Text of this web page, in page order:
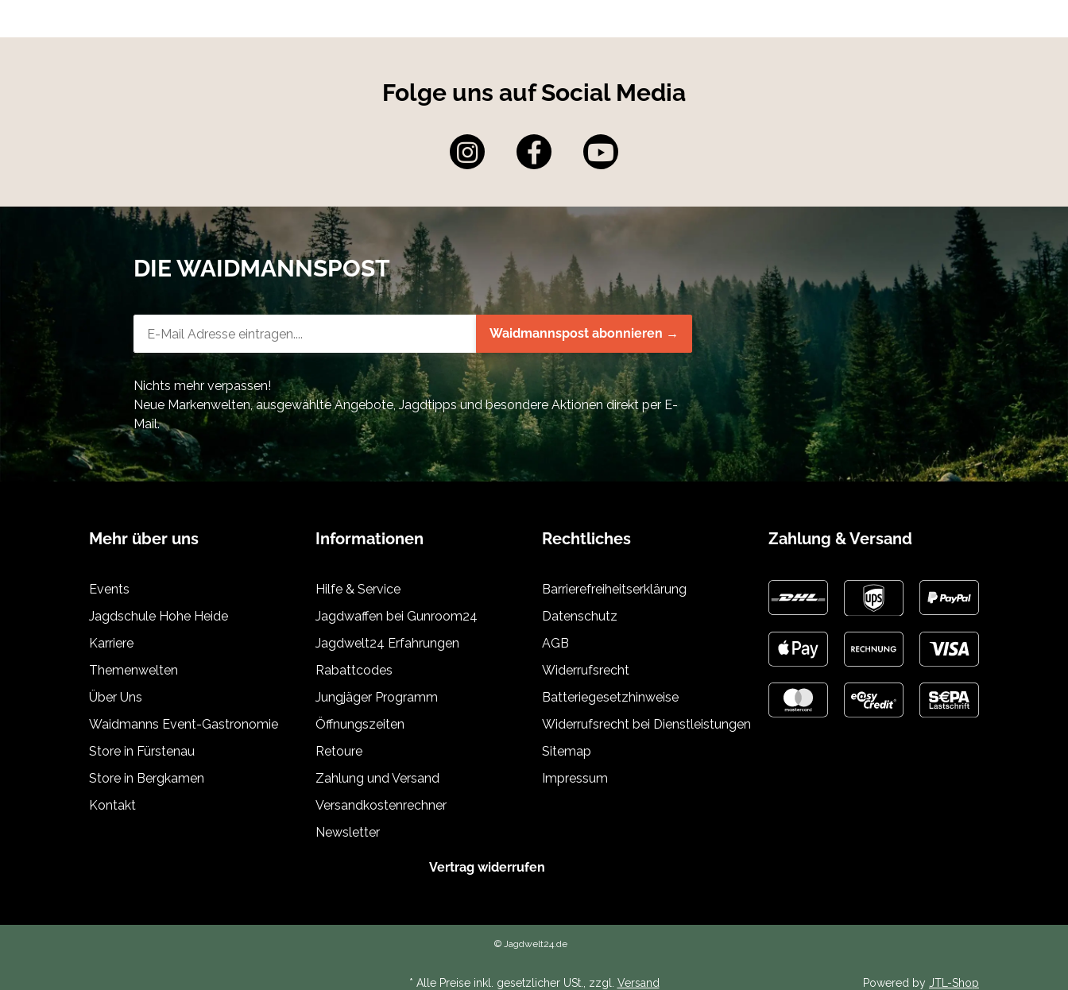
Nicht in direktem Sonnenlicht trocknen
Folge uns auf Social Media
DIE WAIDMANNSPOST
Waidmannspost abonnieren →
Nichts mehr verpassen!
Neue Markenwelten, ausgewählte Angebote, Jagdtipps und besondere Aktionen direkt per E-
Mail.
Mehr über uns
Events
Jagdschule Hohe Heide
Karriere
Themenwelten
Über Uns
Waidmanns Event-Gastronomie
Store in Fürstenau
Store in Bergkamen
Kontakt
Informationen
Hilfe & Service
Jagdwaffen bei Gunroom24
Jagdwelt24 Erfahrungen
Rabattcodes
Jungjäger Programm
Öffnungszeiten
Retoure
Zahlung und Versand
Versandkostenrechner
Newsletter
Rechtliches
Barrierefreiheitserklärung
Datenschutz
AGB
Widerrufsrecht
Batteriegesetzhinweise
Widerrufsrecht bei Dienstleistungen
Sitemap
Impressum
Zahlung & Versand
Vertrag widerrufen
© Jagdwelt24.de
* Alle Preise inkl. gesetzlicher USt., zzgl. Versand Powered by JTL-Shop